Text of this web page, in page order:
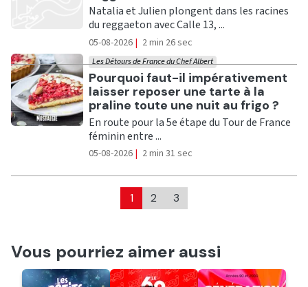
Natalia et Julien plongent dans les racines
du reggaeton avec Calle 13, ...
05-08-2026 | 2 min 26 sec
Ecouter
Pourquoi faut-il impérativement
laisser reposer une tarte à la
praline toute une nuit au frigo ?
Les Détours de France du Chef Albert
En route pour la 5e étape du Tour de France
féminin entre ...
05-08-2026 | 2 min 31 sec
1 2 3
Vous pourriez aimer aussi